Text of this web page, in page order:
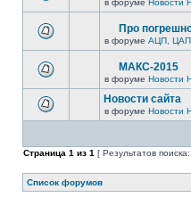
в форуме Новости
Про
в форуме АЦП,
МАКС-2015
в форуме Новости
Новости сайта
в форуме Новости
Страница 1 из 1 [ Результатов
Список форумов